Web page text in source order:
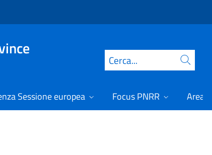
Cerca
Sessione europea Focus PNRR Area